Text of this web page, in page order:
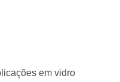
em vidro​